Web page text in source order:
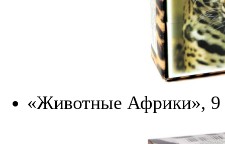
«Животные Африки», 9